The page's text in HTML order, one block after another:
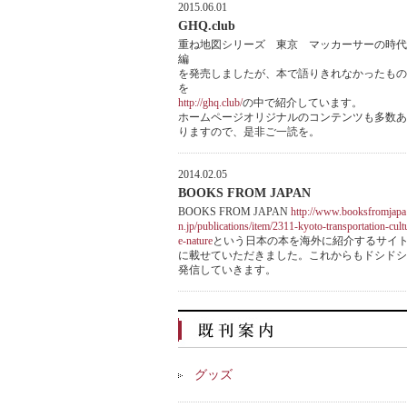
2015.06.01
GHQ.club
重ね地図シリーズ 東京 マッカーサーの時代
編
を発売しましたが、本で語りきれなかったもの
を
http://ghq.club/の中で紹介しています。
ホームページオリジナルのコンテンツも多数あ
りますので、是非ご一読を。
2014.02.05
BOOKS FROM JAPAN
BOOKS FROM JAPAN http://www.booksfromjapa
n.jp/publications/item/2311-kyoto-transportation-
e-natureという日本の本を海外に紹介するサイ
に載せていただきました。これからもドシドシ
発信していきます。
グッズ